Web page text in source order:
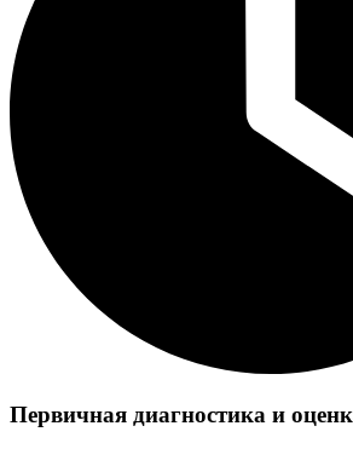
Первичная диагностика и